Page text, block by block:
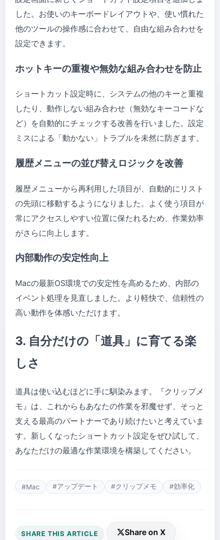
した。お使いのキーボードレイアウトや、使い慣れた
他のツールの操作感に合わせて、自由な組み合わせを
設定できます。
ホットキーの重複や無効な組み合わせを防止
ショートカット設定時に、システムの他のキーと重複
したり、動作しない組み合わせ（無効なキーコードな
ど）を自動的にチェックする改善を行いました。設定
ミスによる「動かない」トラブルを未然に防ぎます。
履歴メニューの並び替えロジックを改善
履歴メニューから再利用した項目が、自動的にリスト
の先頭に移動するようになりました。よく使う項目が
常にアクセスしやすい位置に保たれるため、作業効率
がさらに向上します。
内部動作の安定性向上
Macの最新OS環境での安定性を高めるため、内部の
イベント処理を見直しました。より軽快で、信頼性の
高い動作を体感いただけます。
3. 自分だけの「道具」に育てる楽
しさ
道具は使い込むほどに手に馴染みます。『クリップメ
モ』は、これからもあなたの作業を邪魔せず、そっと
支える最高のパートナーであり続けたいと考えていま
す。新しくなったショートカット設定をぜひ試して、
あなただけの最適な作業環境を構築してください。
#Mac #アップデート #クリップメモ #効率化
SHARE THIS ARTICLE Share on X